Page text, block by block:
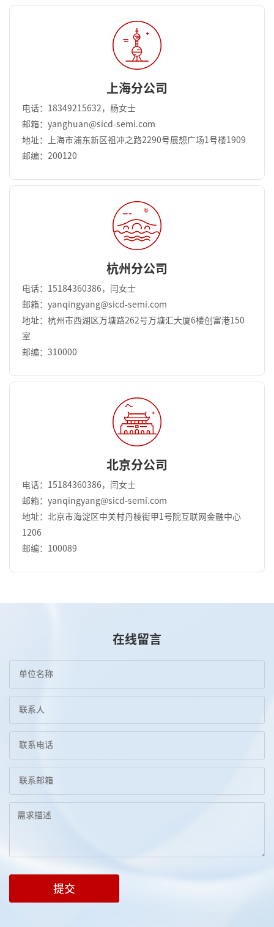
上海分公司
电话：18349215632，杨女士
邮箱：yanghuan@sicd-semi.com
地址：上海市浦东新区祖冲之路2290号展想广场1号楼1909
邮编：200120
杭州分公司
电话：15184360386，闫女士
邮箱：yanqingyang@sicd-semi.com
地址：杭州市西湖区万塘路262号万塘汇大厦6楼创富港150
室
邮编：310000
北京分公司
电话：15184360386，闫女士
邮箱：yanqingyang@sicd-semi.com
地址：北京市海淀区中关村丹棱街甲1号院互联网金融中心
1206
邮编：100089
在线留言
提交